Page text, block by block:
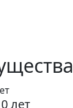
лет